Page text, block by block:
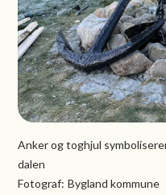
Anker og toghjul
dalen
Bygland kommune